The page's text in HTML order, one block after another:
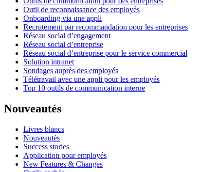
Outil de reconnaissance des employés
Onboarding via une appli
Recrutement par recommandation pour les entreprises
Réseau social d’engagement
Réseau social d’entreprise
Réseau social d’entreprise pour le service commercial
Solution intranet
Sondages auprès des employés
Télétravail avec une appli pour les employés
Top 10 outils de communication interne
Nouveautés
Livres blancs
Nouveautés
Success stories
Application pour employés
New Features & Changes